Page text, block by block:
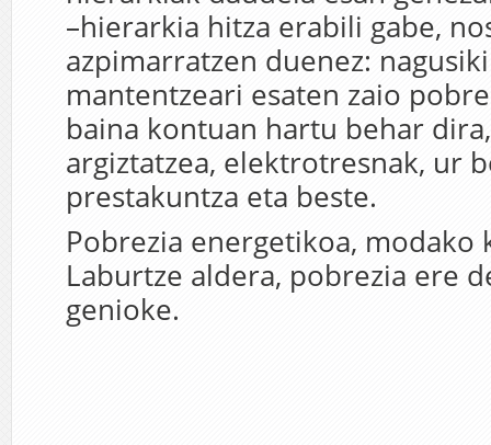
–hierarkia hitza erabili gabe,
azpimarratzen duenez:
mantentzeari esaten zaio
baina kontuan hartu behar
argiztatzea, elektrotresnak, ur
prestakuntza eta beste.
Pobrezia energetikoa, modako
Laburtze aldera, pobrezia ere
genioke.